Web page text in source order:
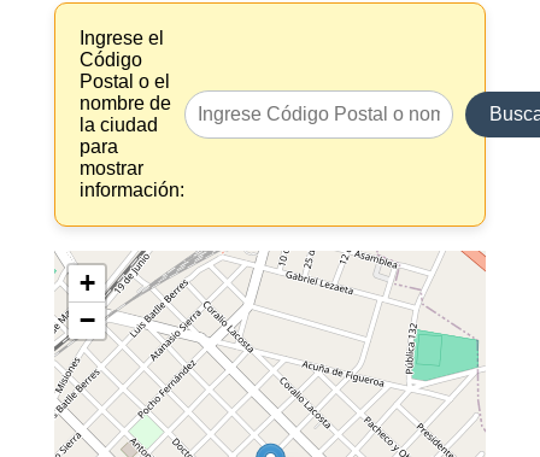
Ingrese el
Código
Postal o el
nombre de
la ciudad
para
mostrar
información:
+
−